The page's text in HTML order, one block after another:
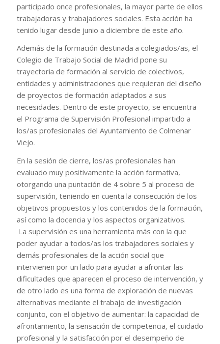
participado once profesionales, la mayor parte de ellos
trabajadoras y trabajadores sociales. Esta acción ha
tenido lugar desde junio a diciembre de este año.
Además de la formación destinada a colegiados/as, el
Colegio de Trabajo Social de Madrid pone su
trayectoria de formación al servicio de colectivos,
entidades y administraciones que requieran del diseño
de proyectos de formación adaptados a sus
necesidades. Dentro de este proyecto, se encuentra
el Programa de Supervisión Profesional impartido a
los/as profesionales del Ayuntamiento de Colmenar
Viejo.
En la sesión de cierre, los/as profesionales han
evaluado muy positivamente la acción formativa,
otorgando una puntación de 4 sobre 5 al proceso de
supervisión, teniendo en cuenta la consecución de los
objetivos propuestos y los contenidos de la formación,
así como la docencia y los aspectos organizativos.
La supervisión es una herramienta más con la que
poder ayudar a todos/as los trabajadores sociales y
demás profesionales de la acción social que
intervienen por un lado para ayudar a afrontar las
dificultades que aparecen el proceso de intervención, y
de otro lado es una forma de exploración de nuevas
alternativas mediante el trabajo de investigación
conjunto, con el objetivo de aumentar: la capacidad de
afrontamiento, la sensación de competencia, el cuidado
profesional y la satisfacción por el desempeño de